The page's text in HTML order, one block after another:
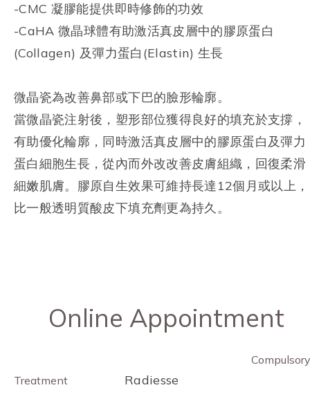
-CMC 凝膠能提供即時修飾的功效
-CaHA 微晶球體有助激活真皮層中的膠原蛋白
(Collagen) 及彈力蛋白(Elastin) 生長
微晶瓷為改善鼻部或下巴的臉形輪廓。
當微晶瓷注射後，塑形部位獲得良好的填充於支撐，
有助優化輪廓，同時激活真皮層中的膠原蛋白及彈力
蛋白細胞生長，從內而外改改善皮膚組織，回復柔滑
細嫩肌膚。膠原自生效果可維持長達12個月或以上，
比一般透明質酸皮下填充劑更為持久。
Online Appointment
Treatment
Radiesse